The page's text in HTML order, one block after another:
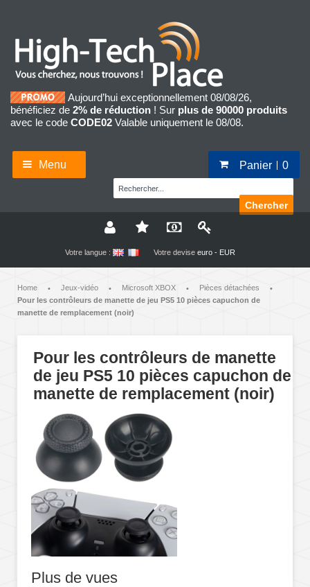
Aujourd’hui exceptionnellement 08/08/26,
bénéficiez de 2% de réduction ! Sur plus de 90000 produits
avec le code CODE02 Valable uniquement le 08/08.
Menu Panier 0
Chercher
Votre langue : Votre devise euro - EUR
Home • Jeux-vidéo • Microsoft XBOX • Pièces détachées
•
Pour les contrôleurs de manette de jeu PS5 10 pièces capuchon de
manette de remplacement (noir)
Pour les contrôleurs de manette
de jeu PS5 10 pièces capuchon de
manette de remplacement (noir)
Plus de vues